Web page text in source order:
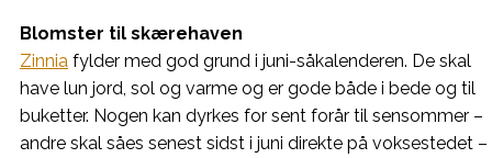
Blomster til skærehaven
Zinnia fylder med god grund i juni-såkalenderen. De skal
have lun jord, sol og varme og er gode både i bede og til
buketter. Nogen kan dyrkes for sent forår til sensommer –
andre skal såes senest sidst i juni direkte på voksestedet –